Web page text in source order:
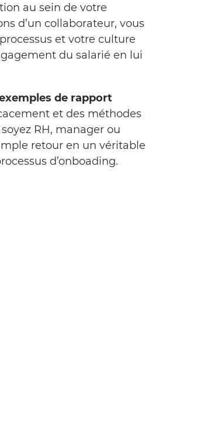
au sein de votre
d’un collaborateur, vous
et votre culture
du salarié en lui
de rapport
et des méthodes
RH, manager ou
retour en un véritable
d’onboading.